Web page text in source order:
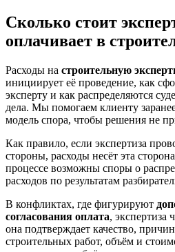
Сколько стоит
оплачивает в
Расходы на строительную
инициирует её проведение, как
эксперту и как распределяются
дела. Мы помогаем клиенту
модель спора, чтобы решения не
Как правило, если экспертиза
стороны, расходы несёт эта
процессе возможны споры о
расходов по результатам
В конфликтах, где фигурируют
согласования оплата, экспертиза
она подтверждает качество,
строительных работ, объём и